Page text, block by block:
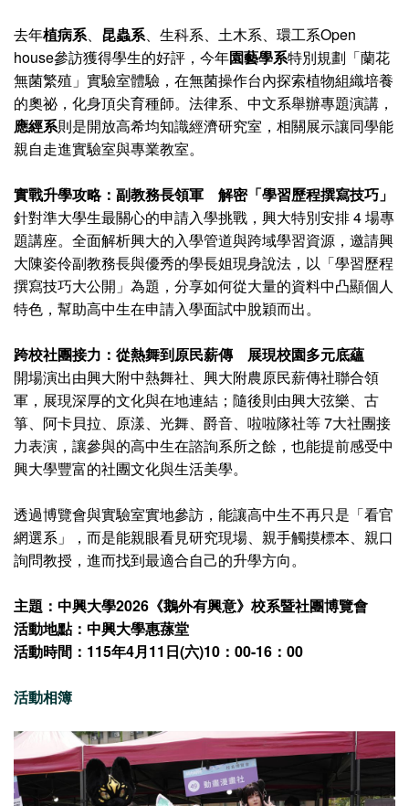
去年植病系、 昆蟲系、生科系、土木系、環工系Open
house參訪獲得學生的好評，今年園藝學系特別規劃「蘭花
無菌繁殖」實驗室體驗，在無菌操作台內探索植物組織培養
的奧祕，化身頂尖育種師。法律系、中文系舉辦專題演講，
應經系則是開放高希均知識經濟研究室，相關展示讓同學能
親自走進實驗室與專業教室。
實戰升學攻略：副教務長領軍 解密「學習歷程撰寫技巧」
針對準大學生最關心的申請入學挑戰，興大特別安排 4 場專
題講座。全面解析興大的入學管道與跨域學習資源，邀請興
大陳姿伶副教務長與優秀的學長姐現身說法，以「學習歷程
撰寫技巧大公開」為題，分享如何從大量的資料中凸顯個人
特色，幫助高中生在申請入學面試中脫穎而出。
跨校社團接力：從熱舞到原民薪傳 展現校園多元底蘊
開場演出由興大附中熱舞社、興大附農原民薪傳社聯合領
軍，展現深厚的文化與在地連結；隨後則由興大弦樂、古
箏、阿卡貝拉、原漾、光舞、爵音、啦啦隊社等 7大社團接
力表演，讓參與的高中生在諮詢系所之餘，也能提前感受中
興大學豐富的社團文化與生活美學。
透過博覽會與實驗室實地參訪，能讓高中生不再只是「看官
網選系」，而是能親眼看見研究現場、親手觸摸標本、親口
詢問教授，進而找到最適合自己的升學方向。
主題： 中興大學2026《鵝外有興意》校系暨社團博覽會
活動地點： 中興大學惠蓀堂
活動時間：115年4月11日(六)10：00-16：00
活動相簿